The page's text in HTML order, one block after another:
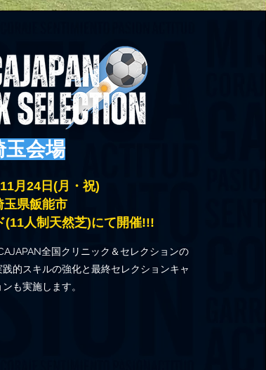
玉会場
月24日(月・祝)
玉県飯能市
(11人制天然芝)にて開催!!!
全国クリニック＆セレクションの
的スキルの強化と最終セレクションキャ
も実施します。